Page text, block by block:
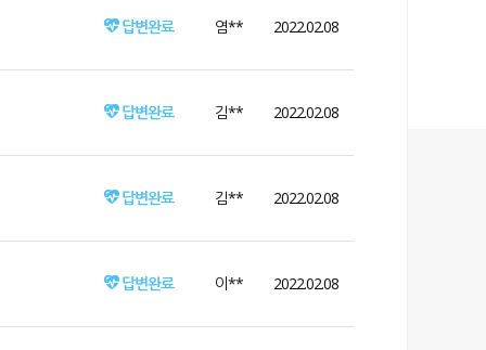
답변완료 염** 2022.02.08
답변완료 김** 2022.02.08
답변완료 김** 2022.02.08
답변완료 이** 2022.02.08